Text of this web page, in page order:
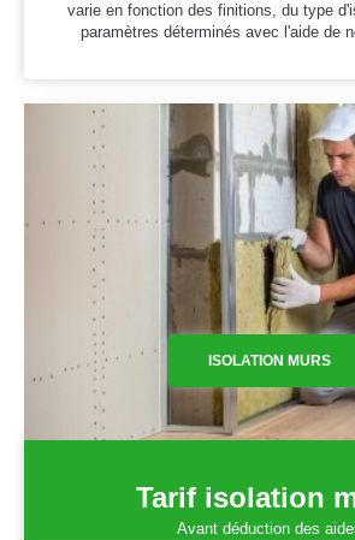
varie en fonction des finitions, du type
paramètres déterminés avec l'aide de
ISOLATION MURS
Tarif isolation
Avant déduction des